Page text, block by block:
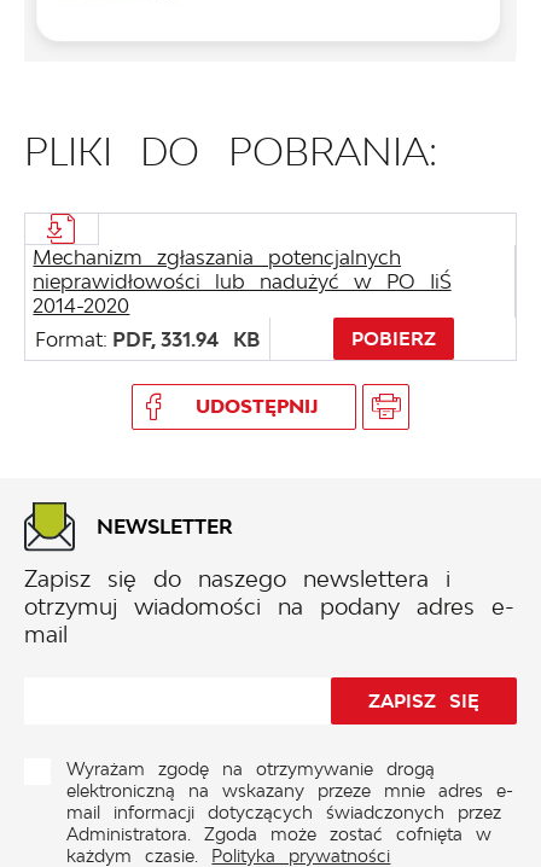
PLIKI DO POBRANIA:
Mechanizm zgłaszania potencjalnych
nieprawidłowości lub nadużyć w PO IiŚ
2014-2020
Format: PDF, 331.94 KB POBIERZ
UDOSTĘPNIJ
NEWSLETTER
Zapisz się do naszego newslettera i
otrzymuj wiadomości na podany adres e-
mail
Wyrażam zgodę na otrzymywanie drogą
elektroniczną na wskazany przeze mnie adres e-
mail informacji dotyczących świadczonych przez
Administratora. Zgoda może zostać cofnięta w
każdym czasie. Polityka prywatności